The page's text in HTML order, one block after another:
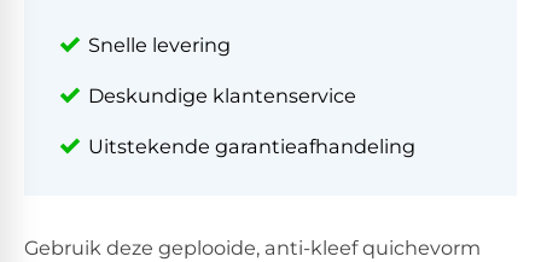
Snelle levering
Deskundige klantenservice
Uitstekende garantieafhandeling
Gebruik deze geplooide, anti-kleef quichevorm